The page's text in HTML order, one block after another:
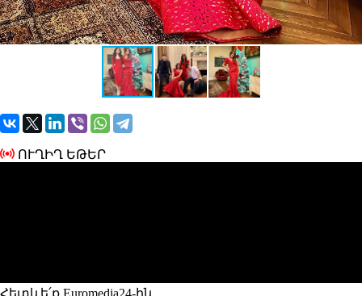
ՈՒՂԻՂ ԵԹԵՐ
Հետևե՛ք Euromedia24-ին